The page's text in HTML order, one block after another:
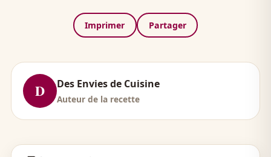
Imprimer Partager
D Des Envies de Cuisine
Auteur de la recette